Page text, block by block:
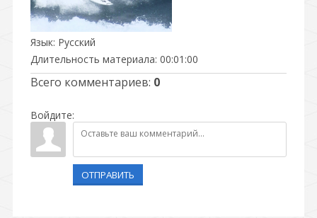
Язык: Русский
Длительность материала: 00:01:00
Всего комментариев: 0
Войдите:
ОТПРАВИТЬ